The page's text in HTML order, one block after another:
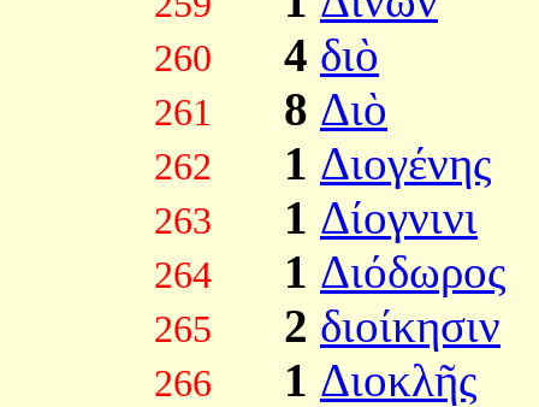
260 4 διὸ
261 8 Διὸ
262 1 Διογένης
263 1 Δίογνινι
264 1 Διόδωρος
265 2 διοίκησιν
266 1 Διοκλῆς